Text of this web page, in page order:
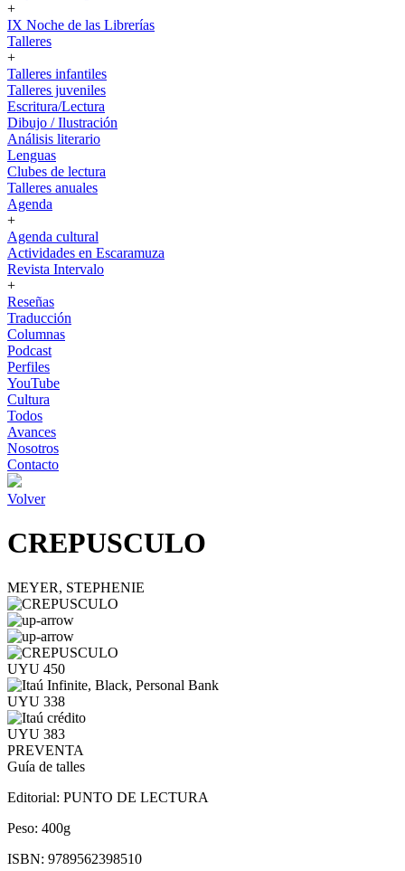
+
IX Noche de las Librerías
Talleres
+
Talleres infantiles
Talleres juveniles
Escritura/Lectura
Dibujo / Ilustración
Análisis literario
Lenguas
Clubes de lectura
Talleres anuales
Agenda
+
Agenda cultural
Actividades en Escaramuza
Revista Intervalo
+
Reseñas
Traducción
Columnas
Podcast
Perfiles
YouTube
Cultura
Todos
Avances
Nosotros
Contacto
Volver
CREPUSCULO
MEYER, STEPHENIE
UYU 450
UYU 338
UYU 383
PREVENTA
Guía de talles
Editorial: PUNTO DE LECTURA
Peso: 400g
ISBN: 9789562398510